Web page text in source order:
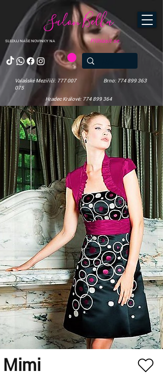
SLEDUJ NAŠE NOVINKY NA
Salon Bella
Valašské Meziříčí: 777 007
075
Brno: 774 899 363
Hradec Králové: 774 899 364
Přihlásit se
Mimi